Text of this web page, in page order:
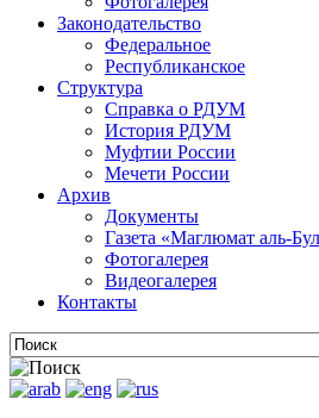
Законодательство
Федеральное
Республиканское
Структура
Справка о РДУМ
История РДУМ
Муфтии России
Мечети России
Архив
Документы
Газета «Маглюмат аль-
Фотогалерея
Видеогалерея
Контакты